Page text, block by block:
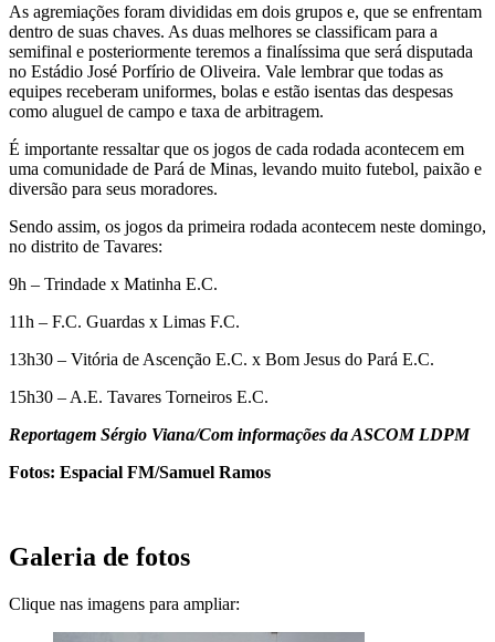
As agremiações foram divididas em dois grupos e, que se enfrentam
dentro de suas chaves. As duas melhores se classificam para a
semifinal e posteriormente teremos a finalíssima que será disputada
no Estádio José Porfírio de Oliveira. Vale lembrar que todas as
equipes receberam uniformes, bolas e estão isentas das despesas
como aluguel de campo e taxa de arbitragem.
É importante ressaltar que os jogos de cada rodada acontecem em
uma comunidade de Pará de Minas, levando muito futebol, paixão e
diversão para seus moradores.
Sendo assim, os jogos da primeira rodada acontecem neste domingo,
no distrito de Tavares:
9h – Trindade x Matinha E.C.
11h – F.C. Guardas x Limas F.C.
13h30 – Vitória de Ascenção E.C. x Bom Jesus do Pará E.C.
15h30 – A.E. Tavares Torneiros E.C.
Reportagem Sérgio Viana/Com informações da ASCOM LDPM
Fotos: Espacial FM/Samuel Ramos
Galeria de fotos
Clique nas imagens para ampliar: